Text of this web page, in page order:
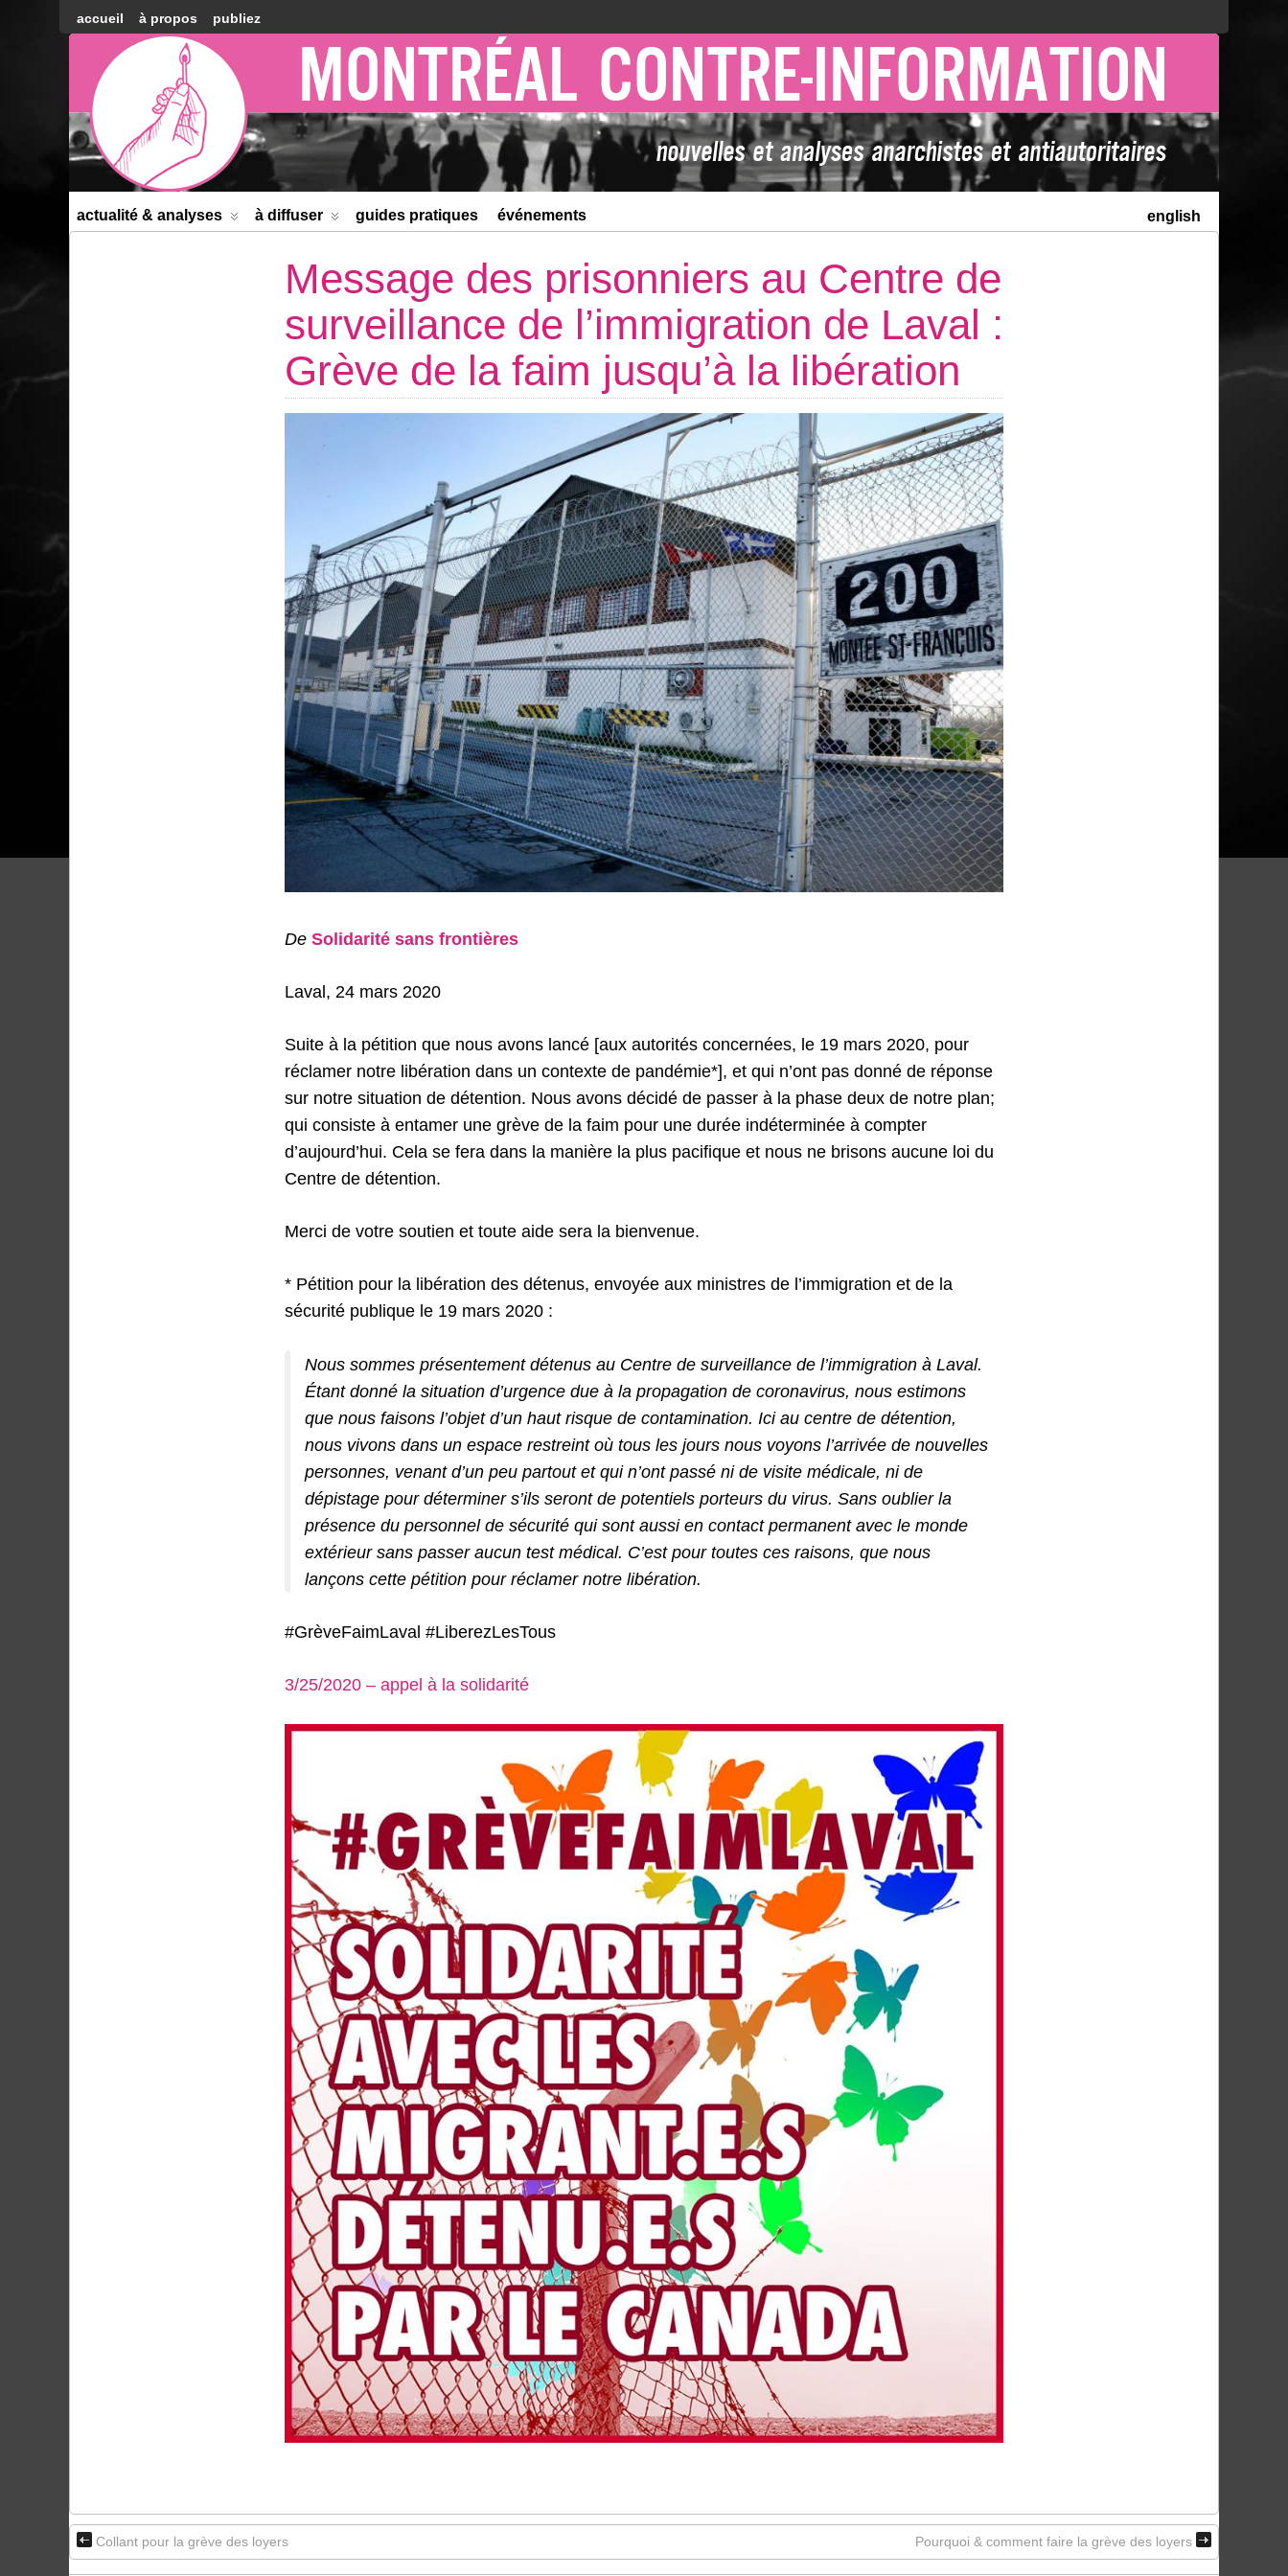
accueil à propos publiez
Montréal
Counter-
information
english
actualité & analyses à diffuser guides pratiques événements
Message des prisonniers au Centre de
surveillance de l’immigration de Laval :
Grève de la faim jusqu’à la libération
De Solidarité sans frontières
Laval, 24 mars 2020
Suite à la pétition que nous avons lancé [aux autorités concernées, le 19 mars 2020, pour
réclamer notre libération dans un contexte de pandémie*], et qui n’ont pas donné de réponse
sur notre situation de détention. Nous avons décidé de passer à la phase deux de notre plan;
qui consiste à entamer une grève de la faim pour une durée indéterminée à compter
d’aujourd’hui. Cela se fera dans la manière la plus pacifique et nous ne brisons aucune loi du
Centre de détention.
Merci de votre soutien et toute aide sera la bienvenue.
* Pétition pour la libération des détenus, envoyée aux ministres de l’immigration et de la
sécurité publique le 19 mars 2020 :
Nous sommes présentement détenus au Centre de surveillance de l’immigration à Laval.
Étant donné la situation d’urgence due à la propagation de coronavirus, nous estimons
que nous faisons l’objet d’un haut risque de contamination. Ici au centre de détention,
nous vivons dans un espace restreint où tous les jours nous voyons l’arrivée de nouvelles
personnes, venant d’un peu partout et qui n’ont passé ni de visite médicale, ni de
dépistage pour déterminer s’ils seront de potentiels porteurs du virus. Sans oublier la
présence du personnel de sécurité qui sont aussi en contact permanent avec le monde
extérieur sans passer aucun test médical. C’est pour toutes ces raisons, que nous
lançons cette pétition pour réclamer notre libération.
#GrèveFaimLaval #LiberezLesTous
3/25/2020 – appel à la solidarité
Collant pour la grève des loyers Pourquoi & comment faire la grève des loyers